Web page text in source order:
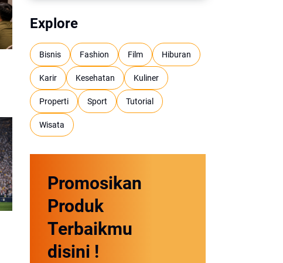
Explore
Bisnis Fashion Film Hiburan
Karir Kesehatan Kuliner
Properti Sport Tutorial
Wisata
Promosikan
Produk
Terbaikmu
disini !